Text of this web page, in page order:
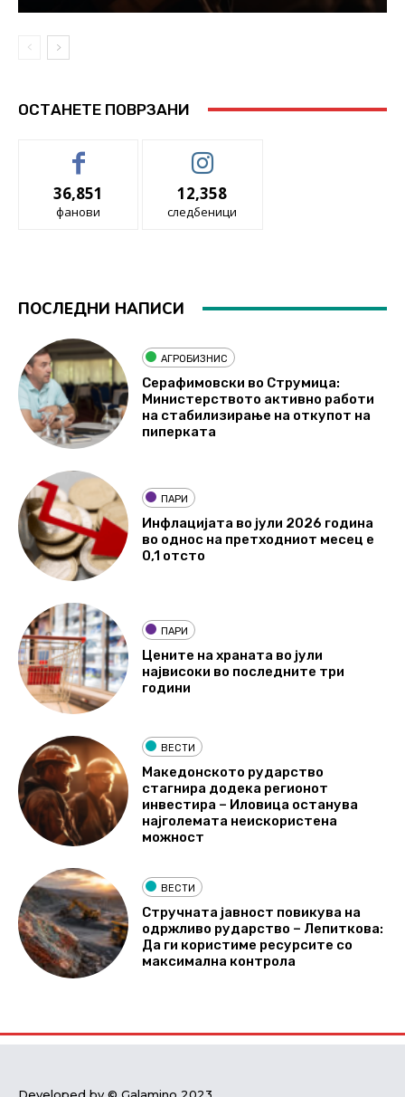
ОСТАНЕТЕ ПОВРЗАНИ
36,851
фанови
12,358
следбеници
ПОСЛЕДНИ НАПИСИ
АГРОБИЗНИС
Серафимовски во Струмица:
Министерството активно работи
на стабилизирање на откупот на
пиперката
ПАРИ
Инфлацијата во јули 2026 година
во однос на претходниот месец е
0,1 отсто
ПАРИ
Цените на храната во јули
највисоки во последните три
години
ВЕСТИ
Македонското рударство
стагнира додека регионот
инвестира – Иловица останува
најголемата неискористена
можност
ВЕСТИ
Стручната јавност повикува на
одржливо рударство – Лепиткова:
Да ги користиме ресурсите со
максимална контрола